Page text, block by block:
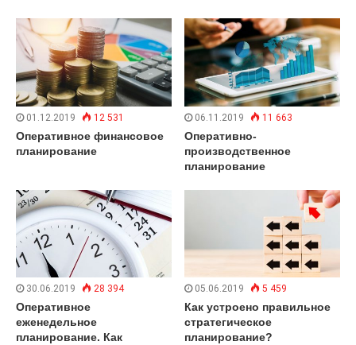
01.12.2019 12 531
Оперативное финансовое
планирование
06.11.2019 11 663
Оперативно-
производственное
планирование
30.06.2019 28 394
Оперативное
еженедельное
планирование. Как
05.06.2019 5 459
Как устроено правильное
стратегическое
планирование?